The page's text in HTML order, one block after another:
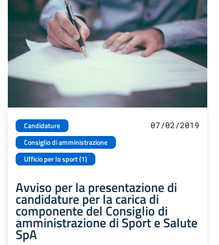
Candidature
Consiglio di amministrazione
Ufficio per lo sport (1)
07/02/2019
Avviso per la presentazione di
candidature per la carica di
componente del Consiglio di
amministrazione di Sport e Salute
SpA